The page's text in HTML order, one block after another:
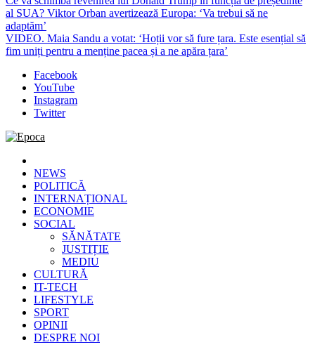
al SUA? Viktor Orban avertizează Europa: ‘Va trebui să ne
adaptăm’
VIDEO. Maia Sandu a votat: ‘Hoții vor să fure țara. Este esențial să
fim uniți pentru a menține pacea și a ne apăra țara’
Facebook
YouTube
Instagram
Twitter
Epoca
Cele mai noi știri online din România
NEWS
POLITICĂ
INTERNAȚIONAL
ECONOMIE
SOCIAL
SĂNĂTATE
JUSTIȚIE
MEDIU
CULTURĂ
IT-TECH
LIFESTYLE
SPORT
OPINII
DESPRE NOI